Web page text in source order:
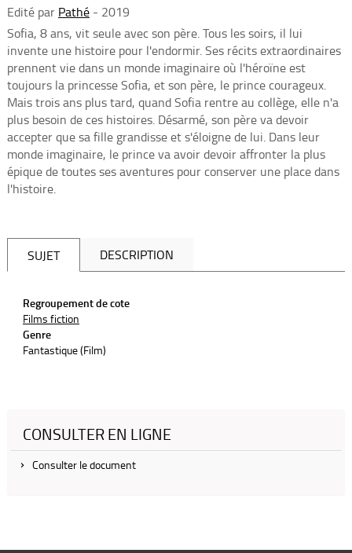
Edité par Pathé - 2019
Sofia, 8 ans, vit seule avec son père. Tous les soirs, il lui
invente une histoire pour l'endormir. Ses récits extraordinaires
prennent vie dans un monde imaginaire où l'héroïne est
toujours la princesse Sofia, et son père, le prince courageux.
Mais trois ans plus tard, quand Sofia rentre au collège, elle n'a
plus besoin de ces histoires. Désarmé, son père va devoir
accepter que sa fille grandisse et s'éloigne de lui. Dans leur
monde imaginaire, le prince va avoir devoir affronter la plus
épique de toutes ses aventures pour conserver une place dans
l'histoire.
SUJET DESCRIPTION
Regroupement de cote
Films fiction
Genre
Fantastique (Film)
CONSULTER EN LIGNE
Consulter le document